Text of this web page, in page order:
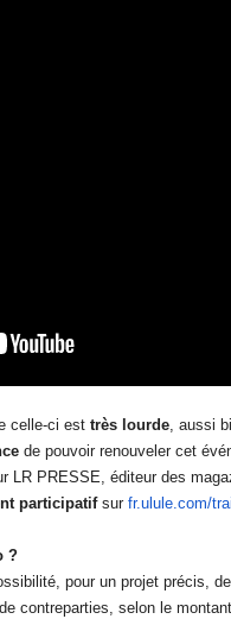
celle-ci est très lourde, aussi
de pouvoir renouveler cet
LR PRESSE, éditeur des
participatif sur fr.ulule.com/
?
pour un projet précis, de
contreparties, selon le